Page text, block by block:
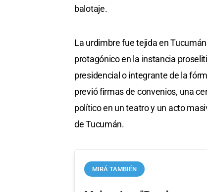
balotaje.
La urdimbre fue tejida en
protagónico en la instancia
presidencial o integrante de la
previó firmas de convenios, una
político en un teatro y un acto
de Tucumán.
MIRÁ TAMBIÉN